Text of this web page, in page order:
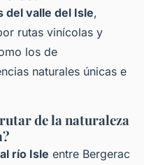
del valle del Isle,
rutas vinícolas y
los de
naturales únicas e
de la naturaleza
río Isle entre Bergerac